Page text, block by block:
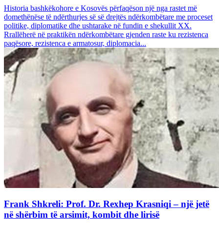
Historia bashkëkohore e Kosovës përfaqëson një nga rastet më
domethënëse të ndërthurjes së së drejtës ndërkombëtare me proceset
politike, diplomatike dhe ushtarake në fundin e shekullit XX.
Rrallëherë në praktikën ndërkombëtare gjenden raste ku rezistenca
paqësore, rezistenca e armatosur, diplomacia...
Frank Shkreli: Prof. Dr. Rexhep Krasniqi – një jetë
në shërbim të arsimit, kombit dhe lirisë